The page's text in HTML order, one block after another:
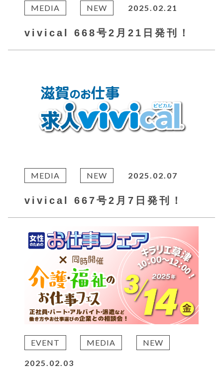
MEDIA NEW 2025.02.21
vivical 668号2月21日発刊！
MEDIA NEW 2025.02.07
vivical 667号2月7日発刊！
EVENT MEDIA NEW
2025.02.03